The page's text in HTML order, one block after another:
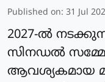
Published on: 31 Jul
2027-ല്‍
സിനഡല്‍
ആവശ്യകമായ